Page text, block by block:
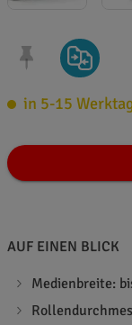
in 5-15
AUF EINEN BLICK
Medienbreite: